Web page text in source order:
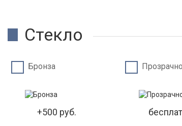
Стекло
Бронза
+500 руб.